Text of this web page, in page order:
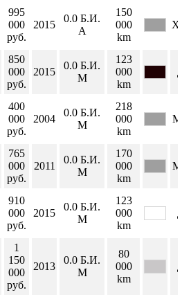
995
000
руб.
2015
0.0 Б.И.
А
150
000
km
850
000
руб.
2015
0.0 Б.И.
М
123
000
km
400
000
руб.
2004
0.0 Б.И.
М
218
000
km
765
000
руб.
2011
0.0 Б.И.
М
170
000
km
910
000
руб.
2015
0.0 Б.И.
М
123
000
km
1
150
000
руб.
2013
0.0 Б.И.
М
80
000
km